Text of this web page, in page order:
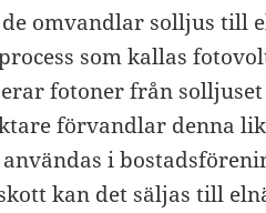
omvandlar solljus till
som kallas
fotoner från
förvandlar denna
i
kan det säljas till